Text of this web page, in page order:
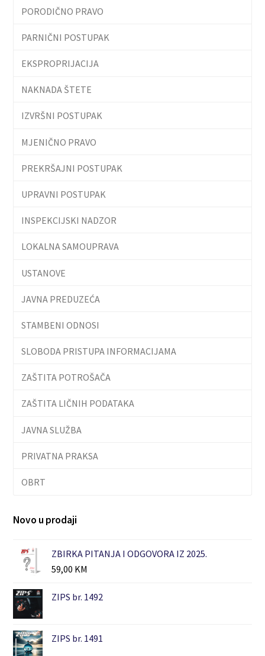
PORODIČNO PRAVO
PARNIČNI POSTUPAK
EKSPROPRIJACIJA
NAKNADA ŠTETE
IZVRŠNI POSTUPAK
MJENIČNO PRAVO
PREKRŠAJNI POSTUPAK
UPRAVNI POSTUPAK
INSPEKCIJSKI NADZOR
LOKALNA SAMOUPRAVA
USTANOVE
JAVNA PREDUZEĆA
STAMBENI ODNOSI
SLOBODA PRISTUPA INFORMACIJAMA
ZAŠTITA POTROŠAČA
ZAŠTITA LIČNIH PODATAKA
JAVNA SLUŽBA
PRIVATNA PRAKSA
OBRT
Novo u prodaji
ZBIRKA PITANJA I ODGOVORA IZ 2025.
59,00 KM
ZIPS br. 1492
ZIPS br. 1491